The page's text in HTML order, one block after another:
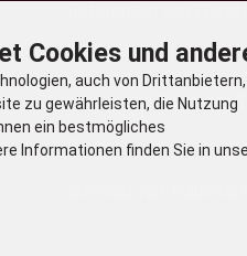
Galerie
Videos von Werntges
Blog
Cookies und
auch von
zu gewährleisten, die Nutzung
ein bestmögliches
Informationen finden Sie in